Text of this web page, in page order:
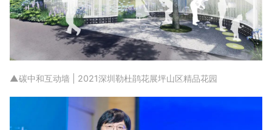
▲碳中和互动墙 | 2021深圳勒杜鹃花展坪山区精品花园